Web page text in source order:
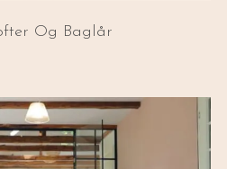
Og Baglår